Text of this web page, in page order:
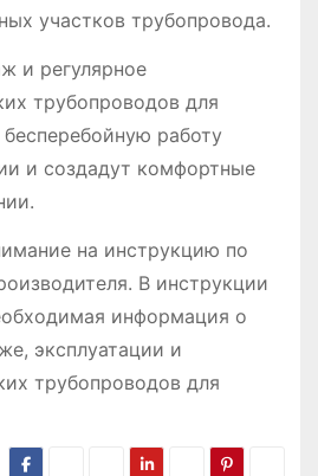
участков трубопровода.
и регулярное
трубопроводов для
бесперебойную работу
и создадут комфортные
на инструкцию по
В инструкции
информация о
эксплуатации и
трубопроводов для